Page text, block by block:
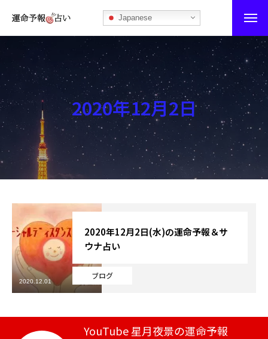
Japanese
運命予報占い
運命予報占いとは
あなたの所属部屋を探そう！
最恐の相性占い
秘伝公開！吉凶カレンダー
記事カテゴリー
ブログ
お知らせ
芸能界
テニス
2020年12月2日
ブログ
2020年12月2日(水)の運命予報＆サ
ウナ占い
2020.12.01
YouTube 星月夜景の運命予報